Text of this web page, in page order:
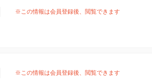
※この情報は会員登録後、閲覧できます
※この情報は会員登録後、閲覧できます